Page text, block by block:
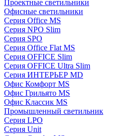
Проектные светильники
Офисные светильники
Серия Office MS
Серия NPO Slim
Серия SPO
Серия Office Flat MS
Серия OFFICE Slim
Серия OFFICE Ultra Slim
Серия ИНТЕРЬЕР MD
Офис Комфорт MS
Офис Грильято MS
Офис Классик MS
Промышленный светильник
Серия LPO
Серия Unit